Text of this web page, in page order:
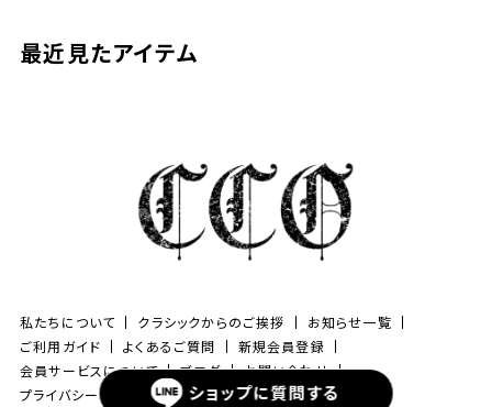
最近見たアイテム
ショップに質問する
私たちについて クラシックからのご挨拶
お知らせ一覧
ご利用ガイド
よくあるご質問
新規会員登録
会員サービスについて
ブログ
お問い合わせ
プライバシーポリシー
特定商取引法に基づく表記